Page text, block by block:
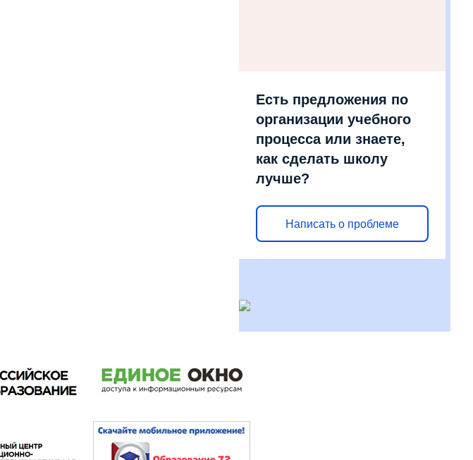
Есть предложения по
организации учебного
процесса или знаете,
как сделать школу
лучше?
Написать о проблеме